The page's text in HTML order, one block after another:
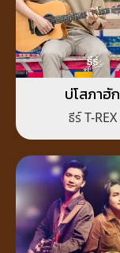
บ่โสภาฮัก
ธีร์ T-REX